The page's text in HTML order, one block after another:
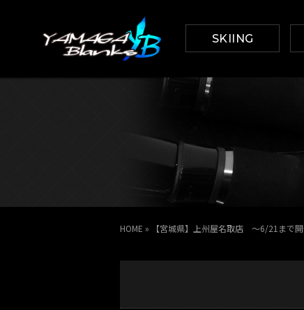
SKIING
HOME » 【宮城県】上州屋名取店 ～6/21まで